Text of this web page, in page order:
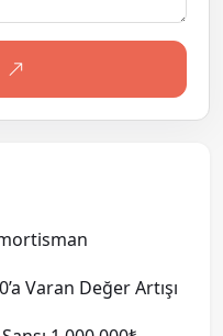
Varan Değer Artışı